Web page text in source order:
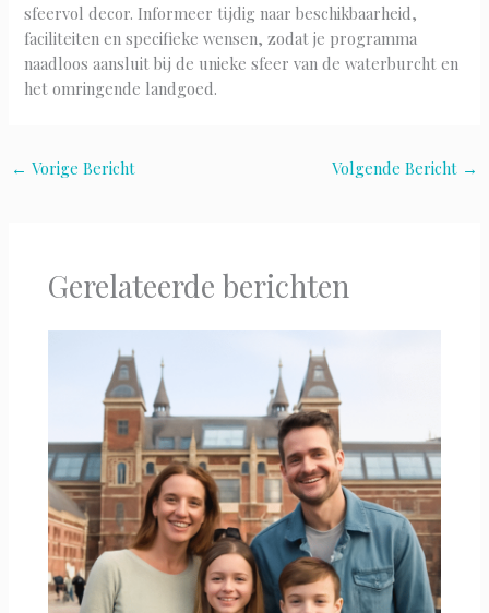
sfeervol decor. Informeer tijdig naar beschikbaarheid,
faciliteiten en specifieke wensen, zodat je programma
naadloos aansluit bij de unieke sfeer van de waterburcht en
het omringende landgoed.
← Vorige Bericht Volgende Bericht →
Gerelateerde berichten